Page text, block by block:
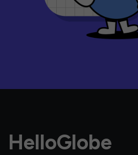
HelloGlobe